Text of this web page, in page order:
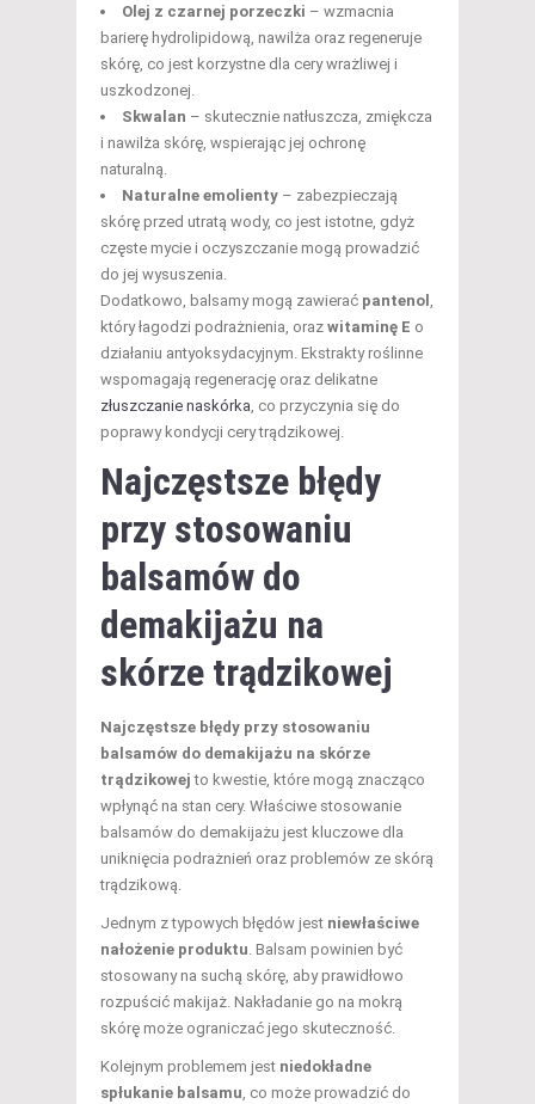
Olej z czarnej porzeczki – wzmacnia
barierę hydrolipidową, nawilża oraz regeneruje
skórę, co jest korzystne dla cery wrażliwej i
uszkodzonej.
Skwalan – skutecznie natłuszcza, zmiękcza
i nawilża skórę, wspierając jej ochronę
naturalną.
Naturalne emolienty – zabezpieczają
skórę przed utratą wody, co jest istotne, gdyż
częste mycie i oczyszczanie mogą prowadzić
do jej wysuszenia.
Dodatkowo, balsamy mogą zawierać pantenol ,
który łagodzi podrażnienia, oraz witaminę E o
działaniu antyoksydacyjnym. Ekstrakty roślinne
wspomagają regenerację oraz delikatne
złuszczanie naskórka, co przyczynia się do
poprawy kondycji cery trądzikowej.
Najczęstsze błędy
przy stosowaniu
balsamów do
demakijażu na
skórze trądzikowej
Najczęstsze błędy przy stosowaniu
balsamów do demakijażu na skórze
trądzikowej to kwestie, które mogą znacząco
wpłynąć na stan cery. Właściwe stosowanie
balsamów do demakijażu jest kluczowe dla
uniknięcia podrażnień oraz problemów ze skórą
trądzikową.
Jednym z typowych błędów jest niewłaściwe
nałożenie produktu. Balsam powinien być
stosowany na suchą skórę, aby prawidłowo
rozpuścić makijaż. Nakładanie go na mokrą
skórę może ograniczać jego skuteczność.
Kolejnym problemem jest niedokładne
spłukanie balsamu, co może prowadzić do